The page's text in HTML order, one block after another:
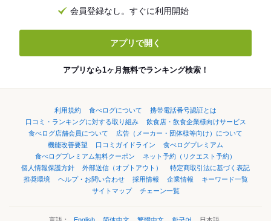
会員登録なし。すぐに利用開始
アプリで開く
アプリなら1ヶ月無料でランキング検索！
利用規約 食べログについて
携帯電話番号認証とは
口コミ・ランキングに対する取り組み
飲食店・飲食企業様向けサービス
食べログ店舗会員について
広告（メーカー・団体様等向け）について
機能改善要望
口コミガイドライン
食べログプレミアム
食べログプレミアム無料クーポン
ネット予約（リクエスト予約）
個人情報保護方針
外部送信（オプトアウト）
特定商取引法に基づく表記
推奨環境
ヘルプ・お問い合わせ 採用情報 企業情報
キーワード一覧
サイトマップ
チェーン一覧